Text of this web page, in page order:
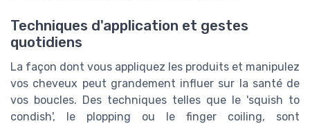
Techniques d'application et gestes
quotidiens
La façon dont vous appliquez les produits et manipulez
vos cheveux peut grandement influer sur la santé de
vos boucles. Des techniques telles que le 'squish to
condish', le plopping ou le finger coiling, sont